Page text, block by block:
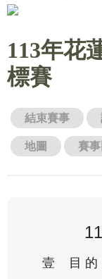
113年花
標賽
結束賽事
地圖 賽
壹 目 的